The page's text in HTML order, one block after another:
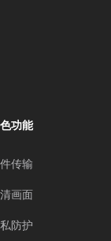
功能
传输
画面
防护